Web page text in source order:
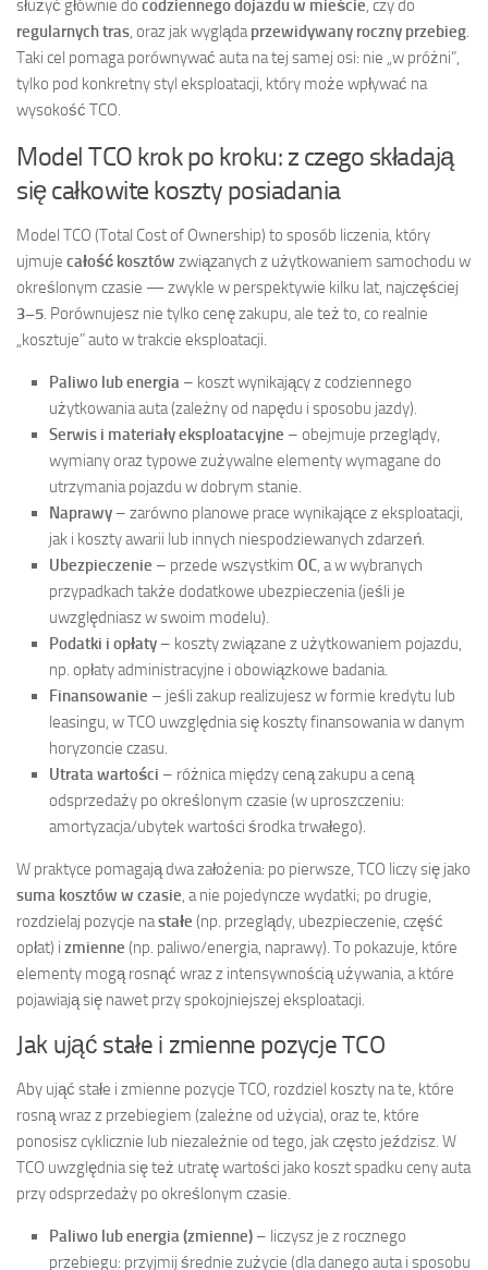
służyć głównie do codziennego dojazdu w mieście , czy do
regularnych tras , oraz jak wygląda przewidywany roczny przebieg
Taki cel pomaga porównywać auta na tej samej osi: nie „w próżni”,
tylko pod konkretny styl eksploatacji, który może wpływać na
wysokość TCO.
Model TCO krok po kroku: z czego składają
się całkowite koszty posiadania
Model TCO (Total Cost of Ownership) to sposób liczenia, który
ujmuje całość kosztów związanych z użytkowaniem samochodu w
określonym czasie — zwykle w perspektywie kilku lat, najczęściej
3–5 . Porównujesz nie tylko cenę zakupu, ale też to, co realnie
„kosztuje” auto w trakcie eksploatacji.
Paliwo lub energia – koszt wynikający z codziennego
użytkowania auta (zależny od napędu i sposobu jazdy).
Serwis i materiały eksploatacyjne – obejmuje przeglądy,
wymiany oraz typowe zużywalne elementy wymagane do
utrzymania pojazdu w dobrym stanie.
Naprawy – zarówno planowe prace wynikające z eksploatacji,
jak i koszty awarii lub innych niespodziewanych zdarzeń.
Ubezpieczenie – przede wszystkim OC , a w wybranych
przypadkach także dodatkowe ubezpieczenia (jeśli je
uwzględniasz w swoim modelu).
Podatki i opłaty – koszty związane z użytkowaniem pojazdu,
np. opłaty administracyjne i obowiązkowe badania.
Finansowanie – jeśli zakup realizujesz w formie kredytu lub
leasingu, w TCO uwzględnia się koszty finansowania w danym
horyzoncie czasu.
Utrata wartości – różnica między ceną zakupu a ceną
odsprzedaży po określonym czasie (w uproszczeniu:
amortyzacja/ubytek wartości środka trwałego).
W praktyce pomagają dwa założenia: po pierwsze, TCO liczy się jako
suma kosztów w czasie , a nie pojedyncze wydatki; po drugie,
rozdzielaj pozycje nastałe (np. przeglądy, ubezpieczenie, część
opłat) i zmienne (np. paliwo/energia, naprawy). To pokazuje, które
elementy mogą rosnąć wraz z intensywnością używania, a które
pojawiają się nawet przy spokojniejszej eksploatacji.
Jak ująć stałe i zmienne pozycje TCO
Aby ująć stałe i zmienne pozycje TCO, rozdziel koszty na te, które
rosną wraz z przebiegiem (zależne od użycia), oraz te, które
ponosisz cyklicznie lub niezależnie od tego, jak często jeździsz. W
TCO uwzględnia się też utratę wartości jako koszt spadku ceny auta
przy odsprzedaży po określonym czasie.
Paliwo lub energia (zmienne) – liczysz je z rocznego
przebiegu: przyjmij średnie zużycie (dla danego auta i sposobu